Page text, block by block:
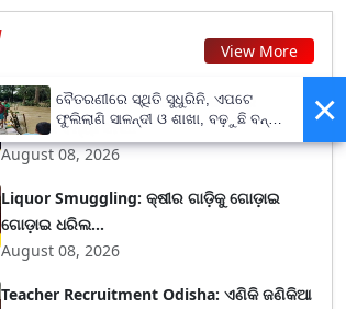
View More
North Odisha flood threat: ଉତ୍ତର
ଓଡ଼ିଶାରେ ବନ୍ୟା ସମ...
August 08, 2026
Liquor Smuggling: କ୍ଷୀର ଗାଡ଼ିକୁ ଗୋଡ଼ାଇ
ଗୋଡ଼ାଇ ଧରିଲ...
August 08, 2026
Teacher Recruitment Odisha: ଏଣିକି ଜଣିକିଆ
×
ବୈତରଣୀରେ ସ୍ଥିତି ସୁଧୁରିନି, ଏପଟେ
ଫୁଲିଲାଣି ସାଳନ୍ଦୀ ଓ ଶାଖା, ବଢ଼ୁଛି ବନ୍ୟା
ଭୟ